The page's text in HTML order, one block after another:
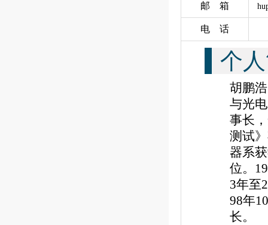
邮 箱
电 话
个
胡鹏
与光
事长
测试
器系
位。
3年至
98年10
长。